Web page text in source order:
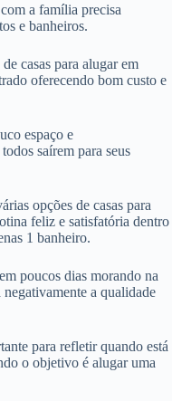
a família precisa
e banheiros.
casas para alugar em
oferecendo bom custo e
espaço e
saírem para seus
opções de casas para
feliz e satisfatória dentro
1 banheiro.
poucos dias morando na
a qualidade
para refletir quando está
o objetivo é alugar uma